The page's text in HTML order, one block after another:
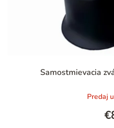
Samostmievacia
Predaj